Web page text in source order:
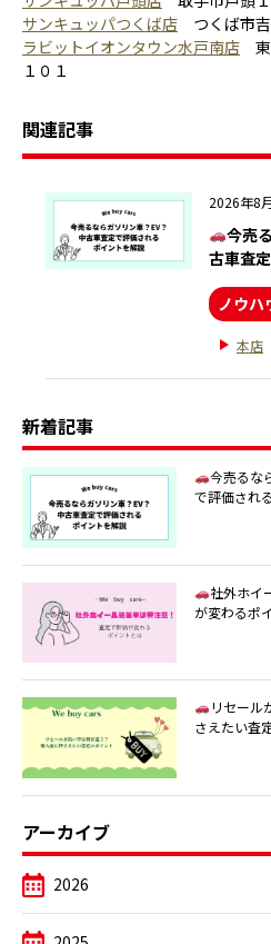
サンキュッパつくば店 つくば市
ラビットイオンタウン水戸南店 東
１０１
関連記事
2026年8
今売
古車査
ノウハ
本店
新着記事
今売るな
で評価され
社外ホイ
が変わるポ
リセール
さえたい査
アーカイブ
2026